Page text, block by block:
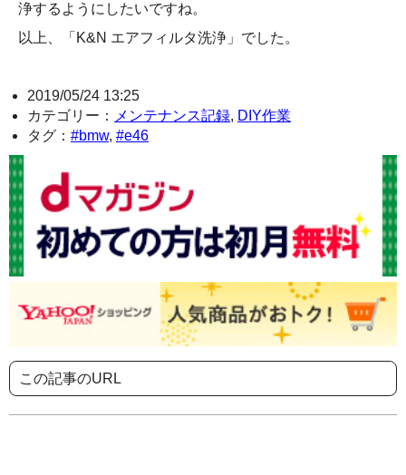
浄するようにしたいですね。
以上、「K&N エアフィルタ洗浄」でした。
2019/05/24 13:25
カテゴリー：
メンテナンス記録, DIY作業
タグ： #bmw, #e46
この記事のURL